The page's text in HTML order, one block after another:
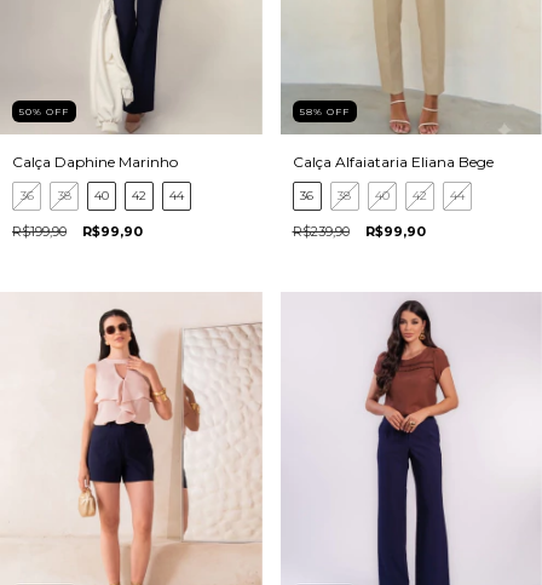
50% OFF
Calça Daphine Marinho
36 38 40 42 44
R$199,90 R$99,90
58% OFF
Calça Alfaiataria Eliana Bege
36 38 40 42 44
R$239,90 R$99,90